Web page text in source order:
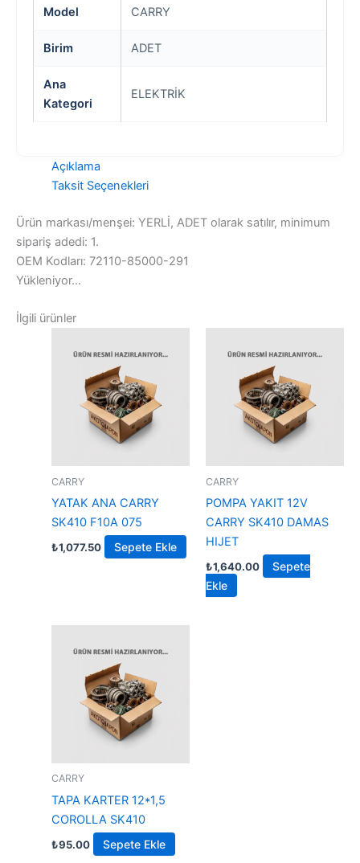
Model CARRY
Birim ADET
Ana
Kategori
ELEKTRİK
Açıklama
Taksit Seçenekleri
Ürün markası/menşei: YERLİ, ADET olarak satılır, minimum
sipariş adedi: 1.
OEM Kodları: 72110-85000-291
Yükleniyor...
İlgili ürünler
CARRY
YATAK ANA CARRY
SK410 F10A 075
₺1,077.50 Sepete Ekle
CARRY
POMPA YAKIT 12V
CARRY SK410 DAMAS
HIJET
₺1,640.00
Sepete
Ekle
CARRY
TAPA KARTER 12*1,5
COROLLA SK410
₺95.00 Sepete Ekle